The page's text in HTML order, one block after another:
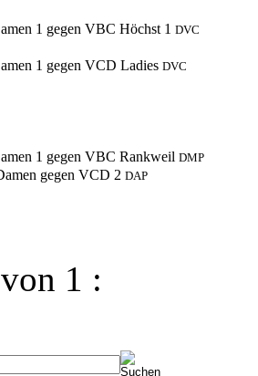
1 gegen VBC Höchst 1 DVC
1 gegen VCD Ladies DVC
1 gegen VBC Rankweil DMP
gegen VCD 2 DAP
1 :